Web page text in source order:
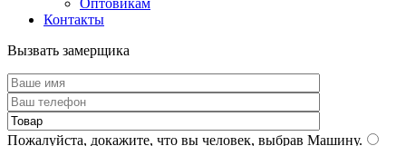
Оптовикам
Контакты
Вызвать замерщика
Пожалуйста, докажите, что вы человек, выбрав Машину.